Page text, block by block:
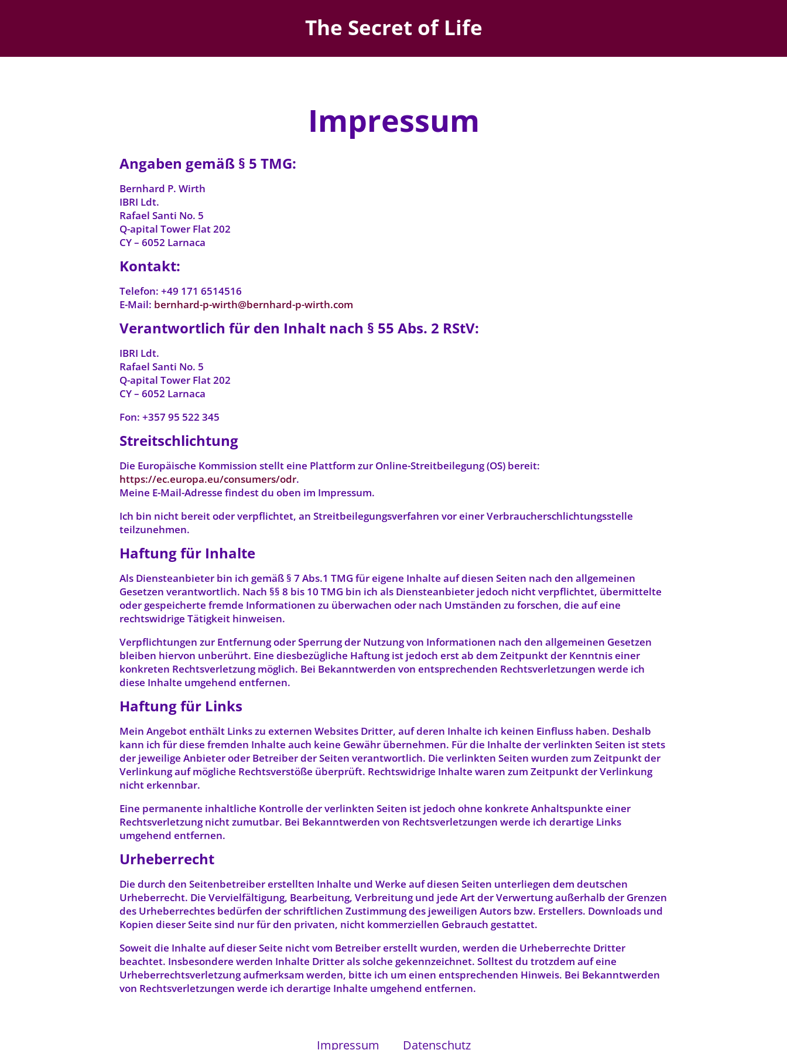
The Secret of Life
Impressum
Angaben gemäß § 5 TMG:
Bernhard P. Wirth
IBRI Ldt.
Rafael Santi No. 5
Q-apital Tower Flat 202
CY – 6052 Larnaca
Kontakt:
Telefon: +49 171 6514516
E-Mail: bernhard-p-wirth@bernhard-p-wirth.com
Verantwortlich für den Inhalt nach § 55 Abs. 2 RStV:
IBRI Ldt.
Rafael Santi No. 5
Q-apital Tower Flat 202
CY – 6052 Larnaca
Fon: +357 95 522 345
Streitschlichtung
Die Europäische Kommission stellt eine Plattform zur Online-Streitbeilegung (OS) bereit:
https://ec.europa.eu/consumers/odr.
Meine E-Mail-Adresse findest du oben im Impressum.
Ich bin nicht bereit oder verpflichtet, an Streitbeilegungsverfahren vor einer Verbraucherschlichtungsstelle
teilzunehmen.
Haftung für Inhalte
Als Diensteanbieter bin ich gemäß § 7 Abs.1 TMG für eigene Inhalte auf diesen Seiten nach den allgemeinen
Gesetzen verantwortlich. Nach §§ 8 bis 10 TMG bin ich als Diensteanbieter jedoch nicht verpflichtet, übermittelte
oder gespeicherte fremde Informationen zu überwachen oder nach Umständen zu forschen, die auf eine
rechtswidrige Tätigkeit hinweisen.
Verpflichtungen zur Entfernung oder Sperrung der Nutzung von Informationen nach den allgemeinen Gesetzen
bleiben hiervon unberührt. Eine diesbezügliche Haftung ist jedoch erst ab dem Zeitpunkt der Kenntnis einer
konkreten Rechtsverletzung möglich. Bei Bekanntwerden von entsprechenden Rechtsverletzungen werde ich
diese Inhalte umgehend entfernen.
Haftung für Links
Mein Angebot enthält Links zu externen Websites Dritter, auf deren Inhalte ich keinen Einfluss haben. Deshalb
kann ich für diese fremden Inhalte auch keine Gewähr übernehmen. Für die Inhalte der verlinkten Seiten ist stets
der jeweilige Anbieter oder Betreiber der Seiten verantwortlich. Die verlinkten Seiten wurden zum Zeitpunkt der
Verlinkung auf mögliche Rechtsverstöße überprüft. Rechtswidrige Inhalte waren zum Zeitpunkt der Verlinkung
nicht erkennbar.
Eine permanente inhaltliche Kontrolle der verlinkten Seiten ist jedoch ohne konkrete Anhaltspunkte einer
Rechtsverletzung nicht zumutbar. Bei Bekanntwerden von Rechtsverletzungen werde ich derartige Links
umgehend entfernen.
Urheberrecht
Die durch den Seitenbetreiber erstellten Inhalte und Werke auf diesen Seiten unterliegen dem deutschen
Urheberrecht. Die Vervielfältigung, Bearbeitung, Verbreitung und jede Art der Verwertung außerhalb der Grenzen
des Urheberrechtes bedürfen der schriftlichen Zustimmung des jeweiligen Autors bzw. Erstellers. Downloads und
Kopien dieser Seite sind nur für den privaten, nicht kommerziellen Gebrauch gestattet.
Soweit die Inhalte auf dieser Seite nicht vom Betreiber erstellt wurden, werden die Urheberrechte Dritter
beachtet. Insbesondere werden Inhalte Dritter als solche gekennzeichnet. Solltest du trotzdem auf eine
Urheberrechtsverletzung aufmerksam werden, bitte ich um einen entsprechenden Hinweis. Bei Bekanntwerden
von Rechtsverletzungen werde ich derartige Inhalte umgehend entfernen.
Impressum Datenschutz